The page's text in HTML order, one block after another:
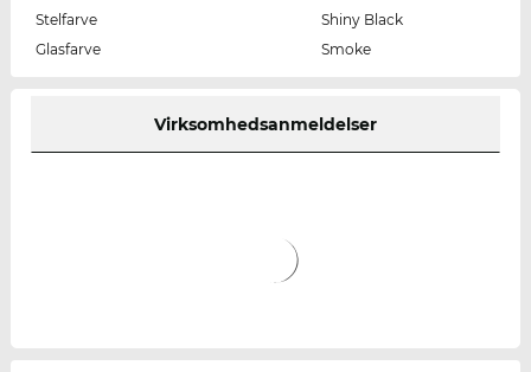
Stelfarve
Shiny Black
Glasfarve
Smoke
Virksomhedsanmeldelser